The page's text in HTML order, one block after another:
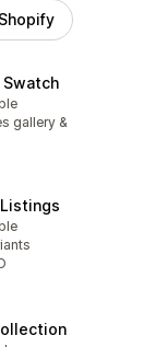
Swatch
gallery &